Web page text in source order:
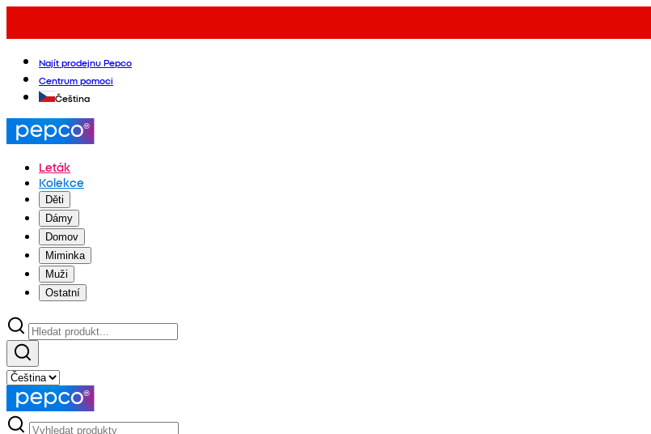
Najít prodejnu Pepco
Centrum pomoci
Čeština
Leták
Kolekce
Děti
Dámy
Domov
Miminka
Muži
Ostatní